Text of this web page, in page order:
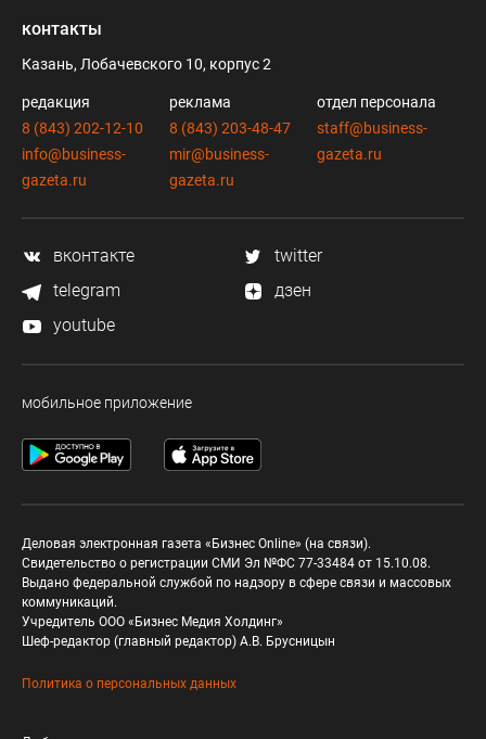
контакты
Казань, Лобачевского 10, корпус 2
редакция
8 (843) 202-12-10
info@business-
gazeta.ru
реклама
8 (843) 203-48-47
mir@business-
gazeta.ru
отдел персонала
staff@business-
gazeta.ru
вконтакте
twitter
telegram
дзен
youtube
мобильное приложение
Деловая электронная газета «Бизнес Online» (на связи).
Свидетельство о регистрации СМИ Эл №ФС 77-33484 от 15.10.08.
Выдано федеральной службой по надзору в сфере связи и массовых
коммуникаций.
Учредитель ООО «Бизнес Медия Холдинг»
Шеф-редактор (главный редактор) А.В. Брусницын
Политика о персональных данных